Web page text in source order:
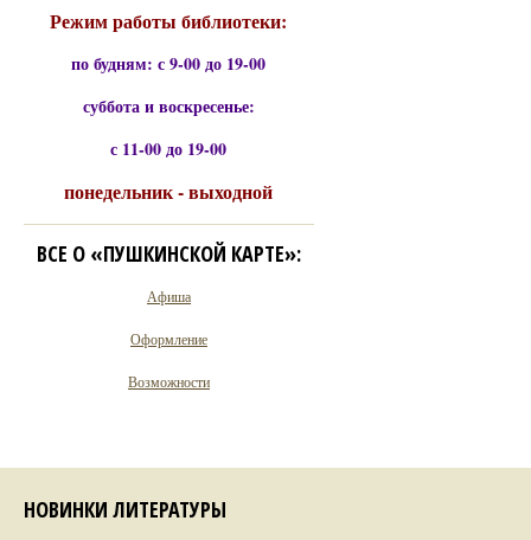
Режим работы библиотеки:
по будням: с 9-00 до 19-00
суббота и воскресенье:
с 11-00 до 19-00
понедельник - выходной
ВСЕ О «ПУШКИНСКОЙ КАРТЕ»:
Афиша
Оформление
Возможности
НОВИНКИ ЛИТЕРАТУРЫ